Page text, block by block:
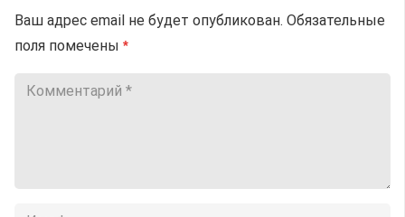
Ваш адрес email не будет опубликован. Обязательные
поля помечены *